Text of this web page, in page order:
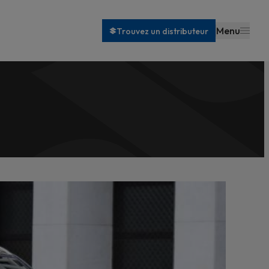
Trouvez un distributeur Menu